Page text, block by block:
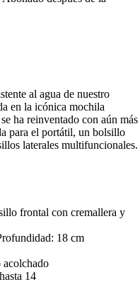
al agua de nuestro
en la icónica mochila
ha reinventado con aún más
para el portátil, un bolsillo
laterales multifuncionales.
frontal con cremallera y
18 cm
acolchado
14